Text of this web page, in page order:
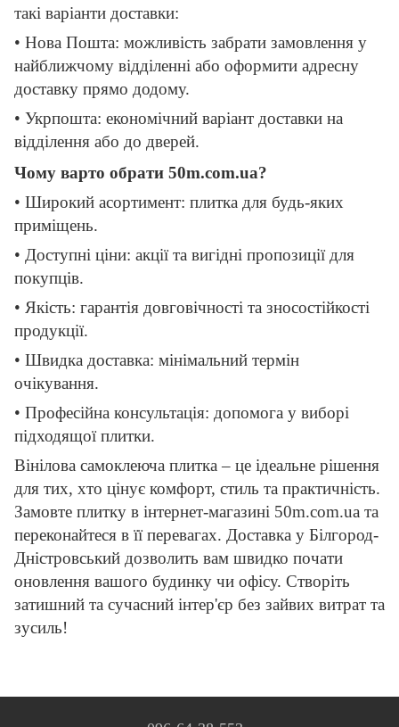
такі варіанти доставки:
• Нова Пошта: можливість забрати замовлення у
найближчому відділенні або оформити адресну
доставку прямо додому.
• Укрпошта: економічний варіант доставки на
відділення або до дверей.
Чому варто обрати 50m.com.ua?
• Широкий асортимент: плитка для будь-яких
приміщень.
• Доступні ціни: акції та вигідні пропозиції для
покупців.
• Якість: гарантія довговічності та зносостійкості
продукції.
• Швидка доставка: мінімальний термін
очікування.
• Професійна консультація: допомога у виборі
підходящої плитки.
Вінілова самоклеюча плитка – це ідеальне рішення
для тих, хто цінує комфорт, стиль та практичність.
Замовте плитку в інтернет-магазині 50m.com.ua та
переконайтеся в її перевагах. Доставка у Білгород-
Дністровський дозволить вам швидко почати
оновлення вашого будинку чи офісу. Створіть
затишний та сучасний інтер'єр без зайвих витрат та
зусиль!